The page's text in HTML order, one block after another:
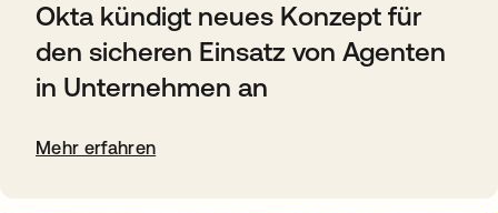
Okta kündigt neues Konzept für
den sicheren Einsatz von Agenten
in Unternehmen an
Mehr erfahren